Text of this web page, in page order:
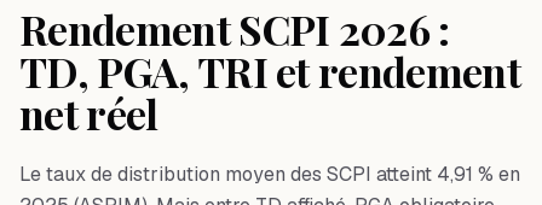
Rendement SCPI 2026 :
TD, PGA, TRI et rendement
net réel
Le taux de distribution moyen des SCPI atteint 4,91 % en